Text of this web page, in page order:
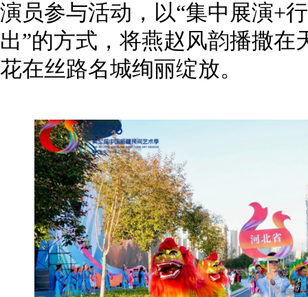
演员参与活动，以“集中展演+
出”的方式，将燕赵风韵播撒在
花在丝路名城绚丽绽放。